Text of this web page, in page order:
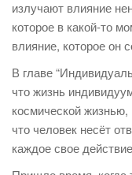
излучают влияние
которое в какой-то
влияние, которое он
В главе
что жизнь
космической
что человек несёт
каждое свое